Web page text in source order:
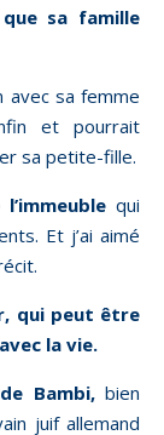
sa famille
avec sa femme
et pourrait
sa petite-fille.
qui
Et j’ai aimé
qui peut être
la vie.
Bambi,bien
juif allemand